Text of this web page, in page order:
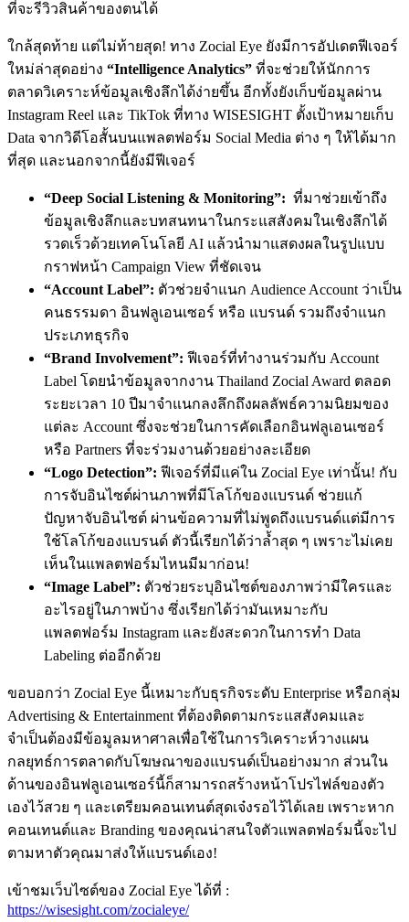
ที่จะรีวิวสินค้าของตนได้
ใกล้สุดท้าย แต่ไม่ท้ายสุด! ทาง Zocial Eye ยังมีการอัปเดตฟีเจอร์
ใหม่ล่าสุดอย่าง “Intelligence Analytics” ที่จะช่วยให้นักการ
ตลาดวิเคราะห์ข้อมูลเชิงลึกได้ง่ายขึ้น อีกทั้งยังเก็บข้อมูลผ่าน
Instagram Reel และ TikTok ที่ทาง WISESIGHT ตั้งเป้าหมายเก็บ
Data จากวิดีโอสั้นบนแพลตฟอร์ม Social Media ต่าง ๆ ให้ได้มาก
ที่สุด และนอกจากนี้ยังมีฟีเจอร์
“Deep Social Listening & Monitoring”: ที่มาช่วยเข้าถึง
ข้อมูลเชิงลึกและบทสนทนาในกระแสสังคมในเชิงลึกได้
รวดเร็วด้วยเทคโนโลยี AI แล้วนำมาแสดงผลในรูปแบบ
กราฟหน้า Campaign View ที่ชัดเจน
“Account Label”: ตัวช่วยจำแนก Audience Account ว่าเป็น
คนธรรมดา อินฟลูเอนเซอร์ หรือ แบรนด์ รวมถึงจำแนก
ประเภทธุรกิจ
“Brand Involvement”: ฟีเจอร์ที่ทำงานร่วมกับ Account
Label โดยนำข้อมูลจากงาน Thailand Zocial Award ตลอด
ระยะเวลา 10 ปีมาจำแนกลงลึกถึงผลลัพธ์ความนิยมของ
แต่ละ Account ซึ่งจะช่วยในการคัดเลือกอินฟลูเอนเซอร์
หรือ Partners ที่จะร่วมงานด้วยอย่างละเอียด
“Logo Detection”: ฟีเจอร์ที่มีแค่ใน Zocial Eye เท่านั้น! กับ
การจับอินไซต์ผ่านภาพที่มีโลโก้ของแบรนด์ ช่วยแก้
ปัญหาจับอินไซต์ ผ่านข้อความที่ไม่พูดถึงแบรนด์แต่มีการ
ใช้โลโก้ของแบรนด์ ตัวนี้เรียกได้ว่าล้ำสุด ๆ เพราะไม่เคย
เห็นในแพลตฟอร์มไหนมีมาก่อน!
“Image Label”: ตัวช่วยระบุอินไซต์ของภาพว่ามีใครและ
อะไรอยู่ในภาพบ้าง ซึ่งเรียกได้ว่ามันเหมาะกับ
แพลตฟอร์ม Instagram และยังสะดวกในการทำ Data
Labeling ต่ออีกด้วย
ขอบอกว่า Zocial Eye นี้เหมาะกับธุรกิจระดับ Enterprise หรือกลุ่ม
Advertising & Entertainment ที่ต้องติดตามกระแสสังคมและ
จำเป็นต้องมีข้อมูลมหาศาลเพื่อใช้ในการวิเคราะห์วางแผน
กลยุทธ์การตลาดกับโฆษณาของแบรนด์เป็นอย่างมาก ส่วนใน
ด้านของอินฟลูเอนเซอร์นี้ก็สามารถสร้างหน้าโปรไฟล์ของตัว
เองไว้สวย ๆ และเตรียมคอนเทนต์สุดเจ๋งรอไว้ได้เลย เพราะหาก
คอนเทนต์และ Branding ของคุณน่าสนใจตัวแพลตฟอร์มนี้จะไป
ตามหาตัวคุณมาส่งให้แบรนด์เอง!
เข้าชมเว็บไซต์ของ Zocial Eye ได้ที่ :
https://wisesight.com/zocialeye/